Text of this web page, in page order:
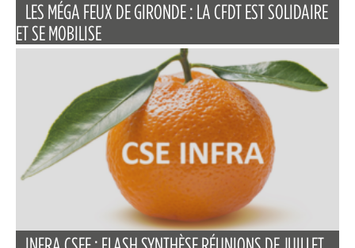
LES MÉGA FEUX DE GIRONDE : LA CFDT EST SOLIDAIRE
ET SE MOBILISE